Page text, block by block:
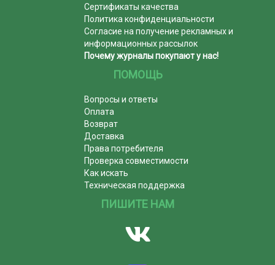
Сертификаты качества
Политика конфиденциальности
Согласие на получение рекламных и
информационных рассылок
Почему журналы покупают у нас!
ПОМОЩЬ
Вопросы и ответы
Оплата
Возврат
Доставка
Права потребителя
Проверка совместимости
Как искать
Техническая поддержка
ПИШИТЕ НАМ